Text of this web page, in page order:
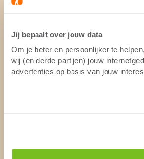
Jij bepaalt over jouw data
Om je beter en persoonlijker te
wij (en derde partijen) jouw
advertenties op basis van jouw